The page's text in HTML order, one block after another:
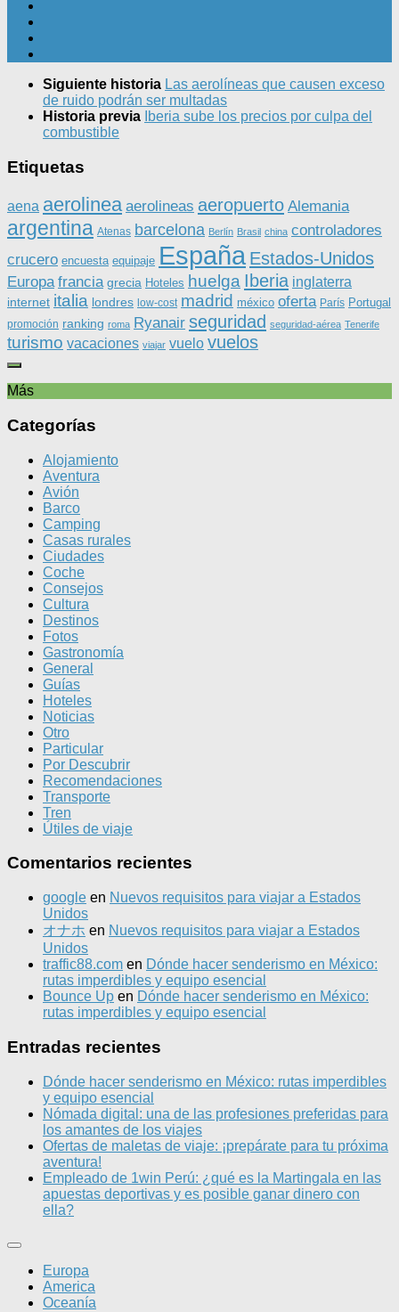
Siguiente historia Las aerolíneas que causen exceso
de ruido podrán ser multadas
Historia previa Iberia sube los precios por culpa del
combustible
Etiquetas
aena aerolinea aerolineas aeropuerto Alemania
argentina Atenas barcelona Berlín Brasil china controladores
crucero encuesta equipaje España Estados-Unidos
Europa francia grecia Hoteles huelga Iberia inglaterra
internet italia londres low-cost madrid méxico oferta París Portugal
promoción ranking roma Ryanair seguridad seguridad-aérea Tenerife
turismo vacaciones viajar vuelo vuelos
Más
Categorías
Alojamiento
Aventura
Avión
Barco
Camping
Casas rurales
Ciudades
Coche
Consejos
Cultura
Destinos
Fotos
Gastronomía
General
Guías
Hoteles
Noticias
Otro
Particular
Por Descubrir
Recomendaciones
Transporte
Tren
Útiles de viaje
Comentarios recientes
google en Nuevos requisitos para viajar a Estados
Unidos
オナホ en Nuevos requisitos para viajar a Estados
Unidos
traffic88.com en Dónde hacer senderismo en México:
rutas imperdibles y equipo esencial
Bounce Up en Dónde hacer senderismo en México:
rutas imperdibles y equipo esencial
Entradas recientes
Dónde hacer senderismo en México: rutas imperdibles
y equipo esencial
Nómada digital: una de las profesiones preferidas para
los amantes de los viajes
Ofertas de maletas de viaje: ¡prepárate para tu próxima
aventura!
Empleado de 1win Perú: ¿qué es la Martingala en las
apuestas deportivas y es posible ganar dinero con
ella?
Europa
America
Oceanía